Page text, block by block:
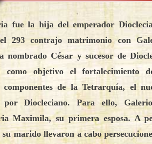
fue la hija del emperador
293 contrajo matrimonio con
nombrado César y sucesor de
como objetivo el fortalecimiento
de la Tetrarquía, el
por Diocleciano. Para ello,
Maximila, su primera esposa. A
marido llevaron a cabo